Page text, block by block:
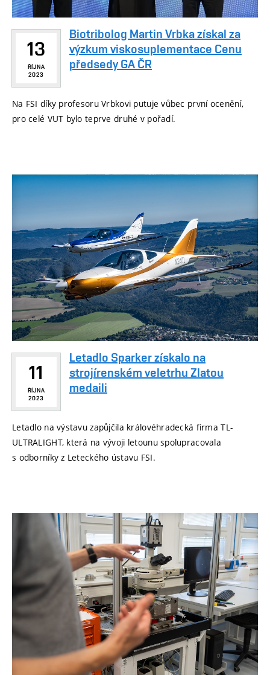
13
ŘÍJNA
2023
Biotribolog Martin Vrbka získal za
výzkum viskosuplementace Cenu
předsedy GA ČR
Na FSI díky profesoru Vrbkovi putuje vůbec první ocenění,
pro celé VUT bylo teprve druhé v pořadí.
11
ŘÍJNA
2023
Letadlo Sparker získalo na
strojírenském veletrhu Zlatou
medaili
Letadlo na výstavu zapůjčila královéhradecká firma TL-
ULTRALIGHT, která na vývoji letounu spolupracovala
s odborníky z Leteckého ústavu FSI.